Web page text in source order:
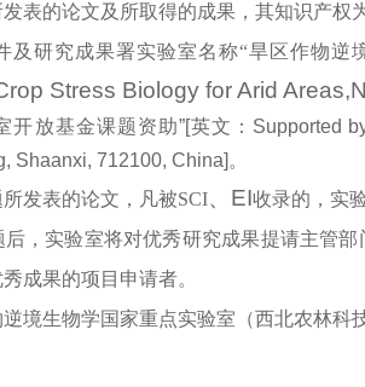
表的论文及所取得的成果，其知识产权
及研究成果署实验室名称“旱区作物逆
Stress Biology for Arid
开放基金课题资助”[英文：Supported
Shaanxi, 712100, China]。
发表的论文，凡被SCI、EI收录的，实
，实验室将对优秀研究成果提请主管
成果的项目申请者。
境生物学国家重点实验室（西北农林科